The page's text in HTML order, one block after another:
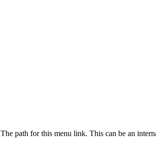
The path for this menu link. This can be an